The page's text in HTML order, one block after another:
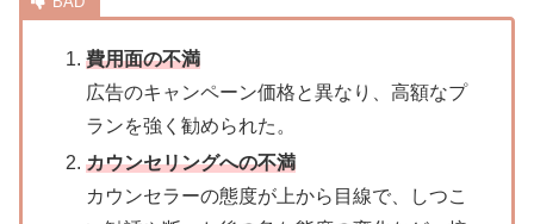
費用面の不満
広告のキャンペーン価格と異なり、高額なプ
ランを強く勧められた。
カウンセリングへの不満
カウンセラーの態度が上から目線で、しつこ